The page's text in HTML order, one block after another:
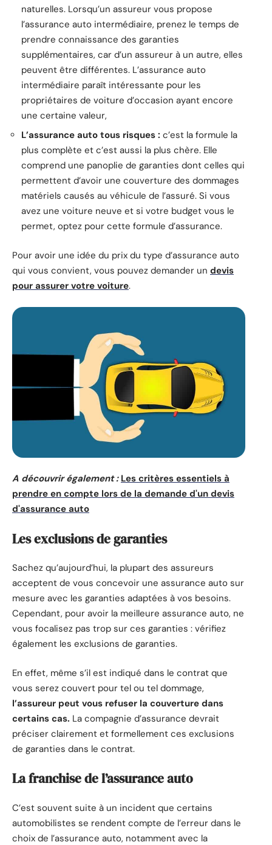
naturelles. Lorsqu’un assureur vous propose
l’assurance auto intermédiaire, prenez le temps de
prendre connaissance des garanties
supplémentaires, car d’un assureur à un autre, elles
peuvent être différentes. L’assurance auto
intermédiaire paraît intéressante pour les
propriétaires de voiture d’occasion ayant encore
une certaine valeur,
L’assurance auto tous risques : c’est la formule la
plus complète et c’est aussi la plus chère. Elle
comprend une panoplie de garanties dont celles qui
permettent d’avoir une couverture des dommages
matériels causés au véhicule de l’assuré. Si vous
avez une voiture neuve et si votre budget vous le
permet, optez pour cette formule d’assurance.
Pour avoir une idée du prix du type d’assurance auto
qui vous convient, vous pouvez demander un devis
pour assurer votre voiture.
A découvrir également : Les critères essentiels à
prendre en compte lors de la demande d'un devis
d'assurance auto
Les exclusions de garanties
Sachez qu’aujourd’hui, la plupart des assureurs
acceptent de vous concevoir une assurance auto sur
mesure avec les garanties adaptées à vos besoins.
Cependant, pour avoir la meilleure assurance auto, ne
vous focalisez pas trop sur ces garanties : vérifiez
également les exclusions de garanties.
En effet, même s’il est indiqué dans le contrat que
vous serez couvert pour tel ou tel dommage,
l’assureur peut vous refuser la couverture dans
certains cas. La compagnie d’assurance devrait
préciser clairement et formellement ces exclusions
de garanties dans le contrat.
La franchise de l’assurance auto
C’est souvent suite à un incident que certains
automobilistes se rendent compte de l’erreur dans le
choix de l’assurance auto, notamment avec la